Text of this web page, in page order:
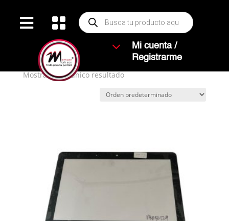
  Búsqueda
de
productos
3
Mi cuenta /
Registrarme
/ Productos etiquetados “300-11IBR”
300-11IBR
Mostrando el único resultado